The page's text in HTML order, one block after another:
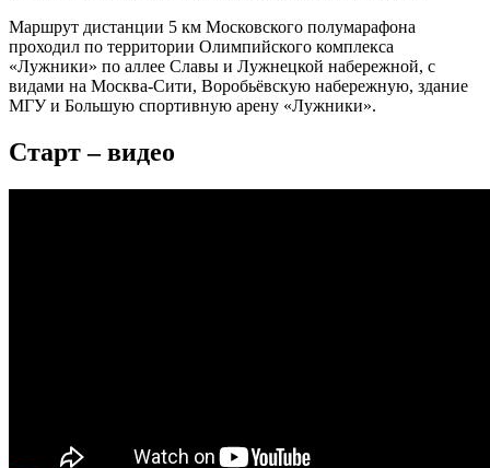
Маршрут дистанции 5 км Московского полумарафона
проходил по территории Олимпийского комплекса
«Лужники» по аллее Славы и Лужнецкой набережной, с
видами на Москва-Сити, Воробьёвскую набережную, здание
МГУ и Большую спортивную арену «Лужники».
Старт – видео